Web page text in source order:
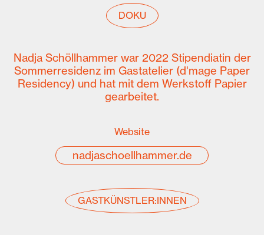
DOKU
Nadja Schöllhammer war 2022 Stipendiatin der
Sommerresidenz im Gastatelier (d'mage Paper
Residency) und hat mit dem Werkstoff Papier
gearbeitet.
Website
nadjaschoellhammer.de
GASTKÜNSTLER:INNEN